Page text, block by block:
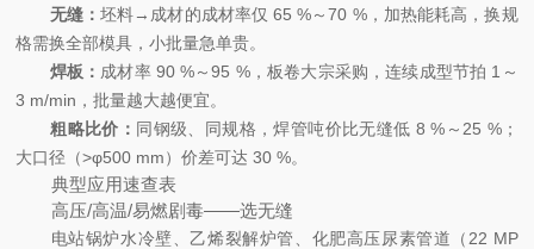
无缝： 坯料→成材的成材率仅 65 %～70 %，加热能耗高，换规
格需换全部模具，小批量急单贵。
焊板： 成材率 90 %～95 %，板卷大宗采购，连续成型节拍 1～
3 m/min，批量越大越便宜。
粗略比价： 同钢级、同规格，焊管吨价比无缝低 8 %～25 %；
大口径（>φ500 mm）价差可达 30 %。
典型应用速查表
高压/高温/易燃剧毒——选无缝
电站锅炉水冷壁、乙烯裂解炉管、化肥高压尿素管道（22 MP